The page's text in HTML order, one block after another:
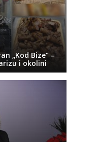
„Kod Bize“ –
i okolini